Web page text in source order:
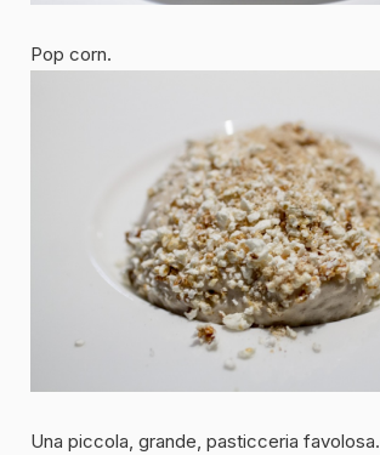
Pop corn.
Una piccola, grande, pasticceria favolosa.